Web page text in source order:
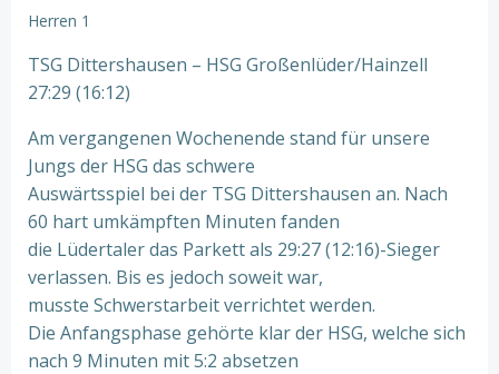
Herren 1
TSG Dittershausen – HSG Großenlüder/Hainzell
27:29 (16:12)
Am vergangenen Wochenende stand für unsere
Jungs der HSG das schwere
Auswärtsspiel bei der TSG Dittershausen an. Nach
60 hart umkämpften Minuten fanden
die Lüdertaler das Parkett als 29:27 (12:16)-Sieger
verlassen. Bis es jedoch soweit war,
musste Schwerstarbeit verrichtet werden.
Die Anfangsphase gehörte klar der HSG, welche sich
nach 9 Minuten mit 5:2 absetzen